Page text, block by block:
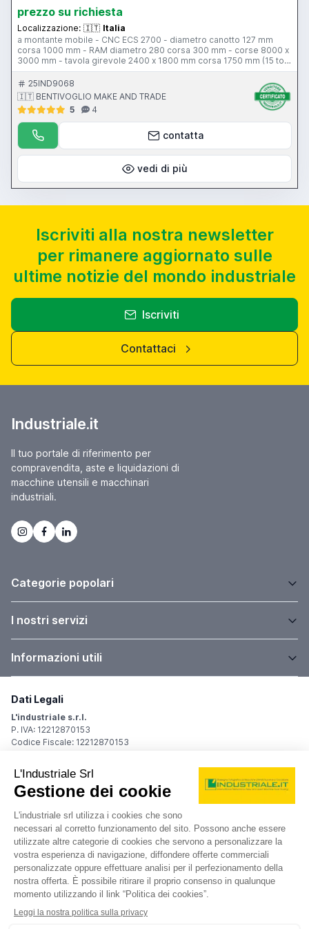
prezzo su richiesta
Localizzazione: 🇮🇹 Italia
a montante mobile - CNC ECS 2700 - diametro canotto 127 mm
corsa 1000 mm - RAM diametro 280 corsa 300 mm - corse 8000 x
3000 mm - tavola girevole 2400 x 1800 mm corsa 1750 mm (15 ton)
- piani stolle - testa a fresare - evacuatore - cambio utensili 40
posti25IND9068
🇮🇹 BENTIVOGLIO MAKE AND TRADE
5
4
contatta
vedi di più
Iscriviti alla nostra newsletter
per rimanere aggiornato sulle
ultime notizie del mondo industriale
Iscriviti
Contattaci
Industriale.it
Il tuo portale di riferimento per
compravendita, aste e liquidazioni di
macchine utensili e macchinari
industriali.
Categorie popolari
I nostri servizi
Informazioni utili
Dati Legali
L'industriale s.r.l.
P. IVA: 12212870153
Codice Fiscale: 12212870153
Sede Legale
Via Carlo Dolci, 32
20148 Milano (MI)
Italy
Registro Imprese
Iscrizione R.I.: 12212870153
REA: MI-1539011
Capitale sociale: Euro 10.400,00 i.v.
Contatti